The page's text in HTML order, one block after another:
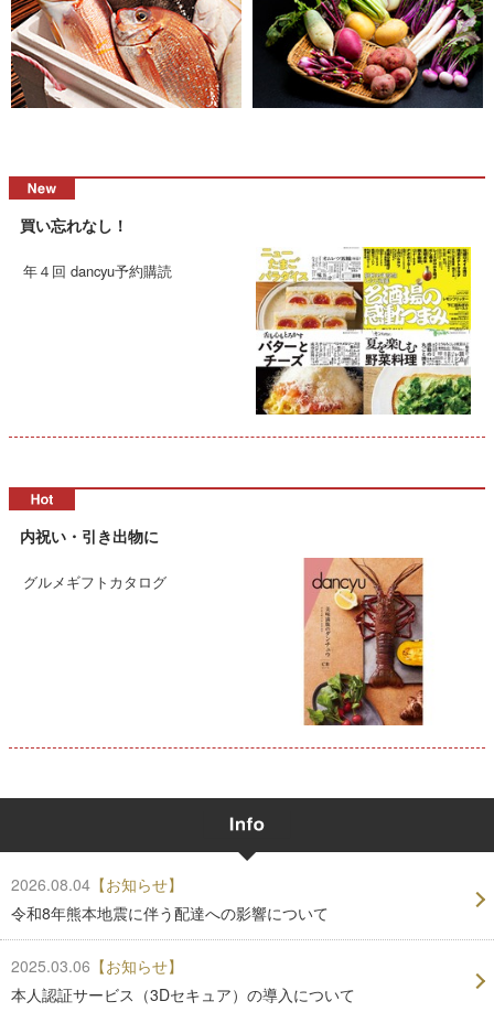
買い忘れなし！
年４回 dancyu予約購読
内祝い・引き出物に
グルメギフトカタログ
2026.08.04 【お知らせ】
令和8年熊本地震に伴う配達への影響について
2025.03.06 【お知らせ】
本人認証サービス（3Dセキュア）の導入について